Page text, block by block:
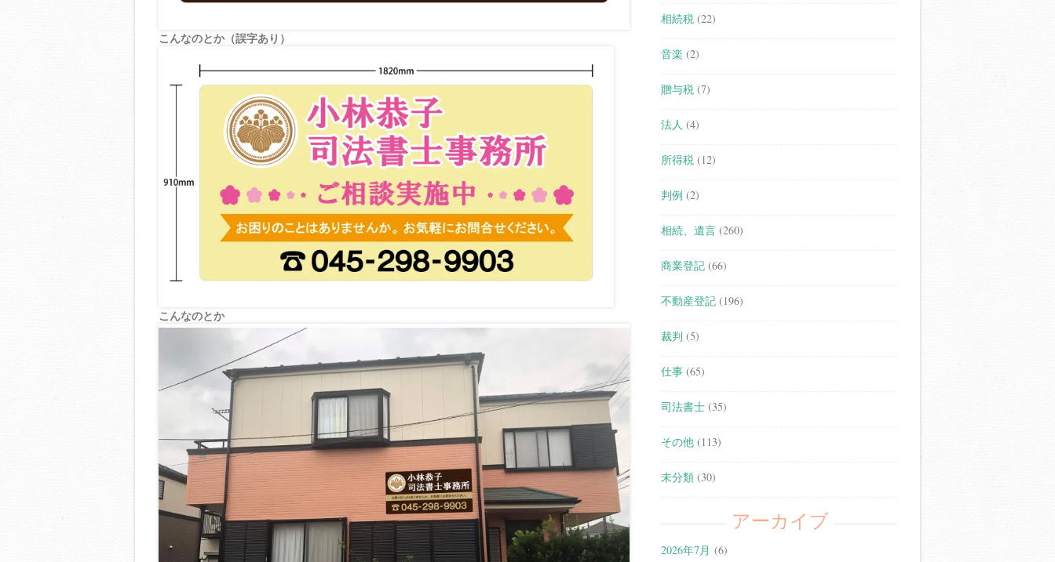
こんなのとか（誤字あり）
こんなのとか
相続税 (22)
音楽 (2)
贈与税 (7)
法人 (4)
所得税 (12)
判例 (2)
相続、遺言 (260)
商業登記 (66)
不動産登記 (196)
裁判 (5)
仕事 (65)
司法書士 (35)
その他 (113)
未分類 (30)
アーカイブ
2026年7月 (6)